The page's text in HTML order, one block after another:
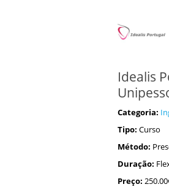
Idealis
Categoria:
Tipo: Curso
Método:
Duração:
Preço: